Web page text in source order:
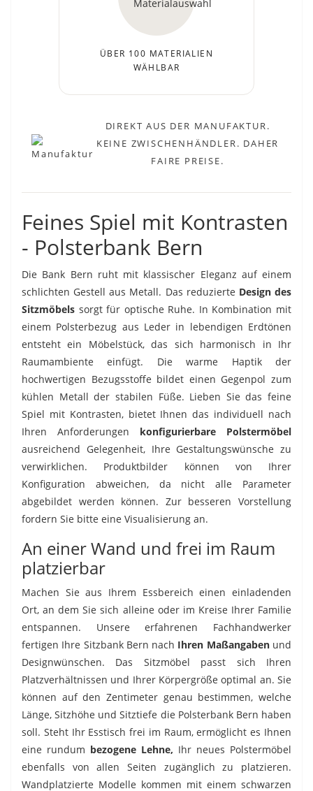
ÜBER 100 MATERIALIEN
WÄHLBAR
DIREKT AUS DER MANUFAKTUR.
KEINE ZWISCHENHÄNDLER. DAHER
FAIRE PREISE.
Feines Spiel mit Kontrasten
- Polsterbank Bern
Die Bank Bern ruht mit klassischer Eleganz auf einem
schlichten Gestell aus Metall. Das reduzierte Design des
Sitzmöbels sorgt für optische Ruhe. In Kombination mit
einem Polsterbezug aus Leder in lebendigen Erdtönen
entsteht ein Möbelstück, das sich harmonisch in Ihr
Raumambiente einfügt. Die warme Haptik der
hochwertigen Bezugsstoffe bildet einen Gegenpol zum
kühlen Metall der stabilen Füße. Lieben Sie das feine
Spiel mit Kontrasten, bietet Ihnen das individuell nach
Ihren Anforderungen konfigurierbare Polstermöbel
ausreichend Gelegenheit, Ihre Gestaltungswünsche zu
verwirklichen. Produktbilder können von Ihrer
Konfiguration abweichen, da nicht alle Parameter
abgebildet werden können. Zur besseren Vorstellung
fordern Sie bitte eine Visualisierung an.
An einer Wand und frei im Raum
platzierbar
Machen Sie aus Ihrem Essbereich einen einladenden
Ort, an dem Sie sich alleine oder im Kreise Ihrer Familie
entspannen. Unsere erfahrenen Fachhandwerker
fertigen Ihre Sitzbank Bern nach Ihren Maßangabenund
Designwünschen. Das Sitzmöbel passt sich Ihren
Platzverhältnissen und Ihrer Körpergröße optimal an. Sie
können auf den Zentimeter genau bestimmen, welche
Länge, Sitzhöhe und Sitztiefe die Polsterbank Bern haben
soll. Steht Ihr Esstisch frei im Raum, ermöglicht es Ihnen
eine rundum bezogene Lehne, Ihr neues Polstermöbel
ebenfalls von allen Seiten zugänglich zu platzieren.
Wandplatzierte Modelle kommen mit einem schwarzen